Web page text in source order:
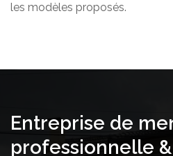
les modèles proposés.
Entreprise de
professionnelle